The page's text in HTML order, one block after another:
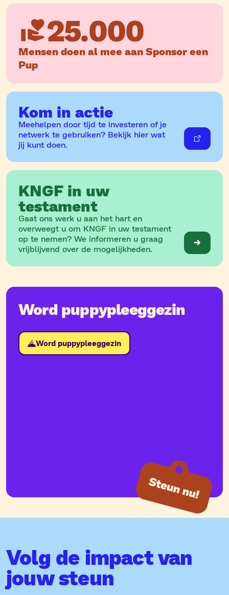
25.000
Mensen doen al mee aan Sponsor een
Pup
Kom in actie
Meehelpen door tijd te investeren of je
netwerk te gebruiken? Bekijk hier wat
jij kunt doen.
KNGF in uw
testament
Gaat ons werk u aan het hart en
overweegt u om KNGF in uw testament
op te nemen? We informeren u graag
vrijblijvend over de mogelijkheden.
Word puppypleeggezin
Word puppypleeggezin
Volg de impact van
jouw steun